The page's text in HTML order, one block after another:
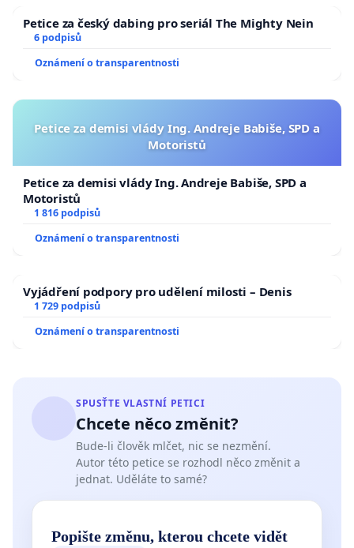
Petice za český dabing pro seriál The Mighty Nein
6 podpisů
Oznámení o transparentnosti
Petice za demisi vlády Ing. Andreje Babiše, SPD a
Motoristů
Petice za demisi vlády Ing. Andreje Babiše, SPD a
Motoristů
1 816 podpisů
Oznámení o transparentnosti
Vyjádření podpory pro udělení milosti – Denis
1 729 podpisů
Oznámení o transparentnosti
SPUSŤTE VLASTNÍ PETICI
Chcete něco změnit?
Bude-li člověk mlčet, nic se nezmění.
Autor této petice se rozhodl něco změnit a
jednat. Uděláte to samé?
Popište změnu, kterou chcete vidět